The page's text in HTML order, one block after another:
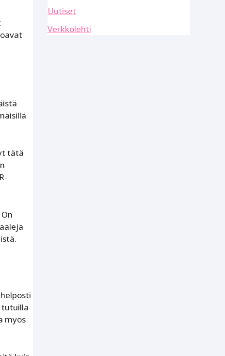
tätä
myös
Uutiset
Verkkolehti